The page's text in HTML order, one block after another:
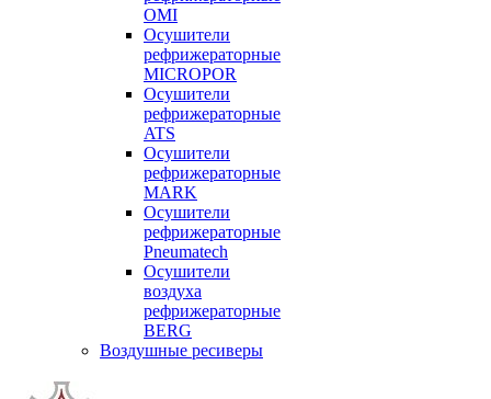
OMI
Осушители
рефрижераторные
MICROPOR
Осушители
рефрижераторные
ATS
Осушители
рефрижераторные
MARK
Осушители
рефрижераторные
Pneumatech
Осушители
воздуха
рефрижераторные
BERG
Воздушные ресиверы